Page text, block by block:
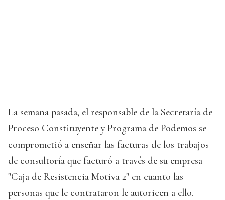
La semana pasada, el responsable de la Secretaría de
Proceso Constituyente y Programa de Podemos se
comprometió a enseñar las facturas de los trabajos
de consultoría que facturó a través de su empresa
"Caja de Resistencia Motiva 2" en cuanto las
personas que le contrataron le autoricen a ello.